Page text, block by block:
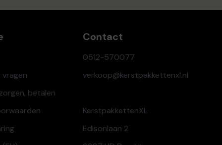
vragen
betalen
Contact
0512-570077
verkoop@kerstpakkettenxl.nl
KerstpakkettenXL
Edisonlaan 2